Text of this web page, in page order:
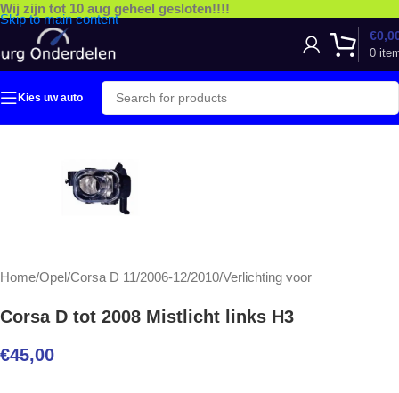
Skip to main content
Wij zijn tot 10 aug geheel gesloten!!!!
0
€
Kies uw auto
Home/Opel/Corsa D 11/2006-12/2010/Verlichting voor
Corsa D tot 2008 Mistlicht links H3
€45,00